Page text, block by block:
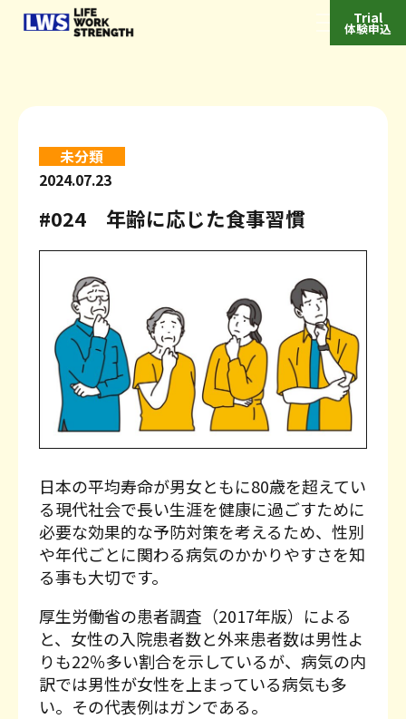
Trial
体験申込
Top
Features 特徴
私たちの特徴
利用者の特徴
フィットネスプログラム
プログラム例
お客様の声
よくあるご質問
News お知らせ
Column コラム
join/Price/Booking 入会・料金・予約
月会員
チケット会員
初回限定体験パーソ
法人向けサービスプ
ラン
ご入会までの流れ
よくあるご質問
Access アクセス
Contact
未分類
2024.07.23
#024 年齢に応じた食事習慣
日本の平均寿命が男女ともに80歳を超えてい
る現代社会で長い生涯を健康に過ごすために
必要な効果的な予防対策を考えるため、性別
や年代ごとに関わる病気のかかりやすさを知
る事も大切です。
厚生労働省の患者調査（2017年版）による
と、女性の入院患者数と外来患者数は男性よ
りも22％多い割合を示しているが、病気の内
訳では男性が女性を上まっている病気も多
い。その代表例はガンである。